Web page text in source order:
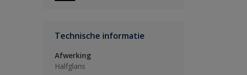
Technische informatie
Afwerking
Halfglans